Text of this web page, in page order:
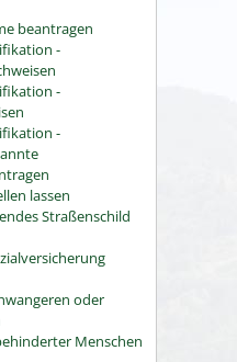
beantragen
-
-
-
lassen
Straßenschild
oder
Menschen